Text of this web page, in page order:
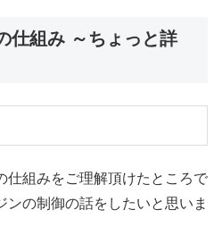
仕組み ～ちょっと詳
仕組みをご理解頂けたところで
ンの制御の話をしたいと思いま